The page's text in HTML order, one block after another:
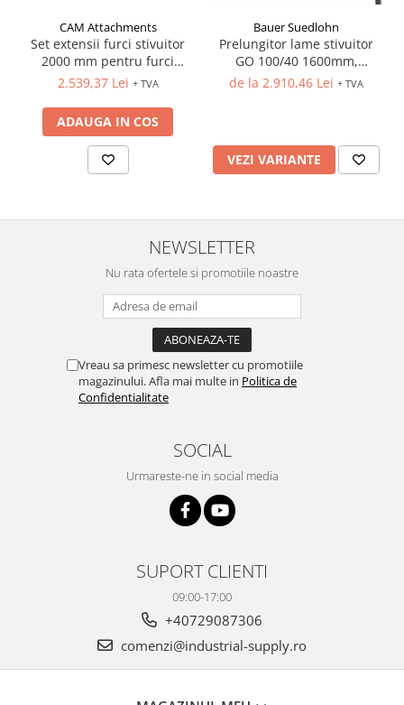
CAM Attachments
Set extensii furci stivuitor
2000 mm pentru furci
100x40 mm
2.539,37 Lei + TVA
ADAUGA IN COS
Bauer Suedlohn
Prelungitor lame stivuitor
GO 100/40 1600mm,
1800mm, 2000mm
de la 2.910,46 Lei + TVA
VEZI VARIANTE
NEWSLETTER
Nu rata ofertele si promotiile noastre
Vreau sa primesc newsletter cu promotiile
magazinului. Afla mai multe in Politica de
Confidentialitate
SOCIAL
Urmareste-ne in social media
SUPORT CLIENTI
09:00-17:00
+40729087306
comenzi@industrial-supply.ro